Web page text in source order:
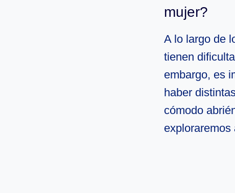
mujer?
A lo largo de
tienen
embargo, es
haber
cómodo